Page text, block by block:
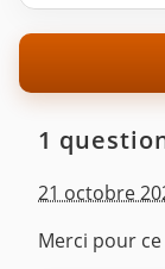
1
21 octobre
Merci pour